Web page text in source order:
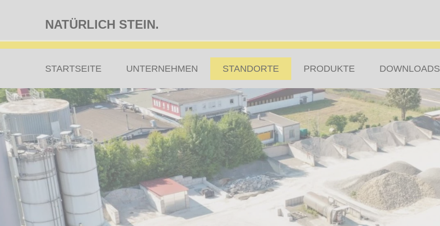
springen
NATÜRLICH STEIN.
STARTSEITE UNTERNEHMEN STANDORTE PRODUKTE DOWNLOADS